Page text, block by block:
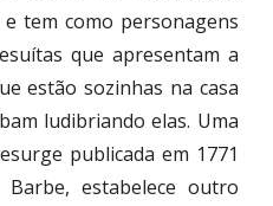
tem como personagens
que apresentam a
estão sozinhas na casa
ludibriando elas. Uma
publicada em 1771
estabelece outro